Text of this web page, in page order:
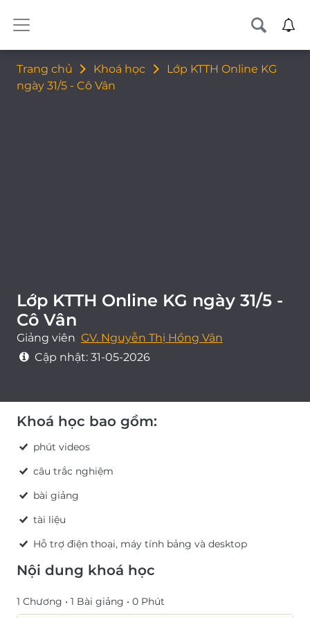
Trang chủ Khoá học
Lớp KTTH Online KG
ngày 31/5 - Cô Vân
Lớp KTTH Online KG ngày 31/5 -
Cô Vân
Giảng viên GV. Nguyễn Thị Hồng Vân
Cập nhật:31-05-2026
Khoá học bao gồm:
phút videos
câu trắc nghiệm
bài giảng
tài liệu
Hỗ trợ điện thoại, máy tính bảng và desktop
Nội dung khoá học
1 Chương • 1 Bài giảng • 0 Phút